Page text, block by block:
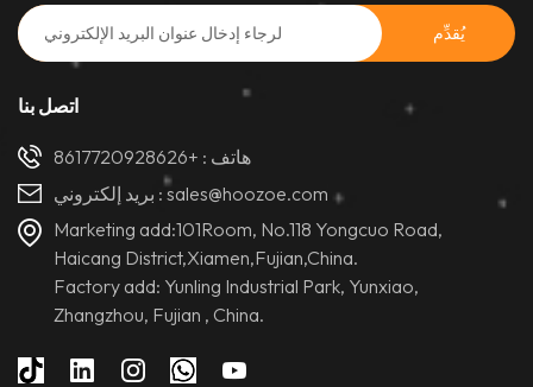
اتصل بنا
هاتف : +8617720928626
بريد إلكتروني :sales@hoozoe.com
Marketing add:101Room, No.118 Yongcuo Road,
Haicang District,Xiamen,Fujian,China.
Factory add: Yunling Industrial Park, Yunxiao,
Zhangzhou, Fujian , China.